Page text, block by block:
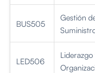
BUS505
Gestión
LED506